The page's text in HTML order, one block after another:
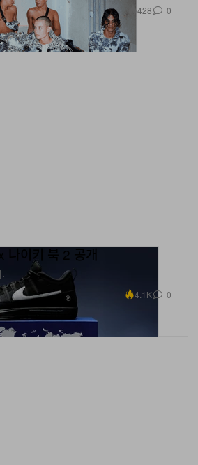
428 0
나이키 북 2 공개
4.1K 0